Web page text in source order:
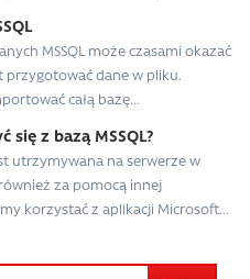
MSSQL może czasami okazać
przygotować dane w pliku.
całą bazę...
się z bazą MSSQL?
utrzymywana na serwerze w
za pomocą innej
korzystać z aplikacji Microsoft...